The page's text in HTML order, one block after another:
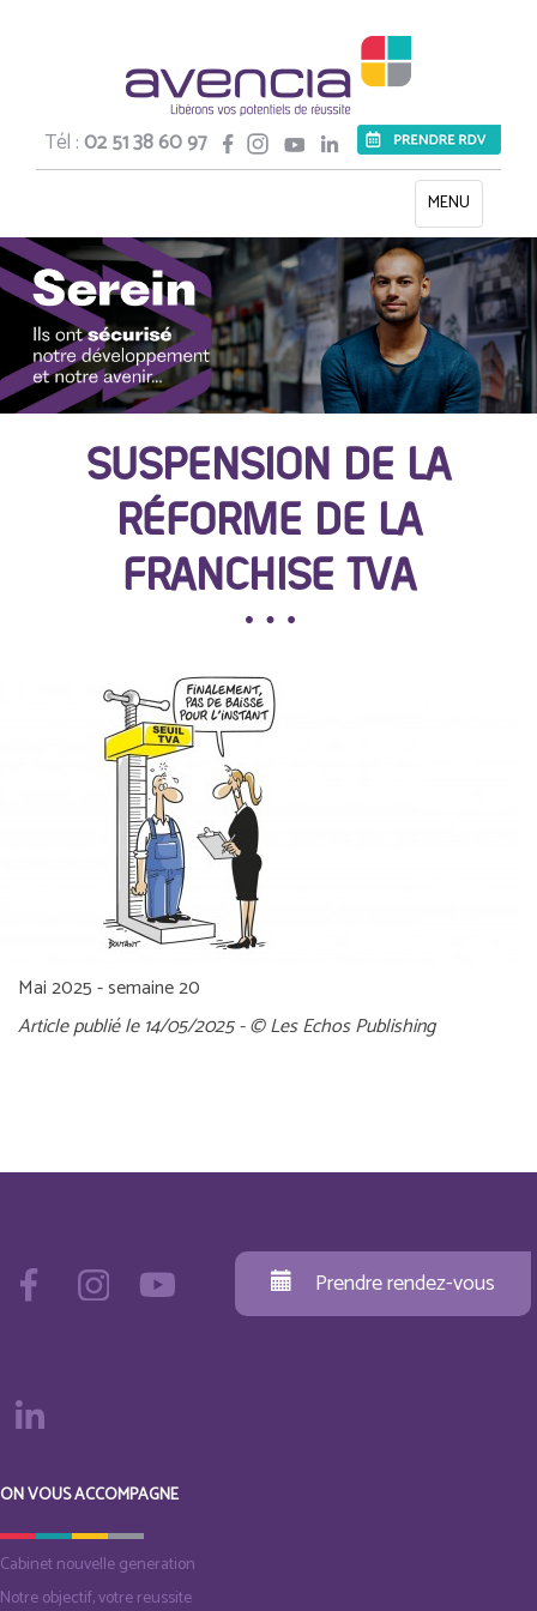
Tél :02 51 38 60 97
Toggle
navigation
MENU
SUSPENSION DE LA
RÉFORME DE LA
FRANCHISE TVA
Mai 2025 - semaine 20
Article publié le 14/05/2025 - © Les Echos Publishing
Prendre rendez-vous
ON VOUS ACCOMPAGNE
Cabinet nouvelle generation
Notre objectif, votre reussite